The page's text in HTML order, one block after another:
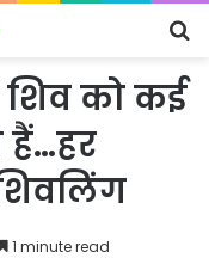
शिव को कई
1 minute read